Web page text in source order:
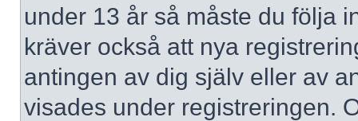
under 13 år så måste du följa
kräver också att nya
antingen av dig själv eller av
visades under registreringen.